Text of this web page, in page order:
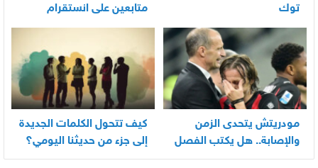
توك
متابعين على انستقرام
بسرعة
مودريتش يتحدى الزمن
والإصابة.. هل يكتب الفصل
الأخير في أسطورته
كيف تتحول الكلمات الجديدة
إلى جزء من حديثنا اليومي؟